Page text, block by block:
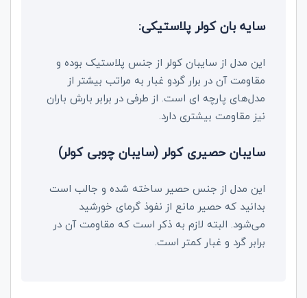
سایه بان کولر پلاستیکی:
این مدل از سایبان کولر از جنس پلاستیک بوده و
مقاومت آن در برار گردو غبار به مراتب بیشتر از
مدل‌های پارچه ای است. از طرفی در برابر بارش باران
نیز مقاومت بیشتری دارد.
سایبان حصیری کولر (سایبان چوبی کولر)
این مدل از جنس حصیر ساخته شده و جالب است
بدانید که حصیر مانع از نفوذ گرمای خورشید
می‌شود. البته لازم به ذکر است که مقاومت آن در
برابر گرد و غبار کمتر است.